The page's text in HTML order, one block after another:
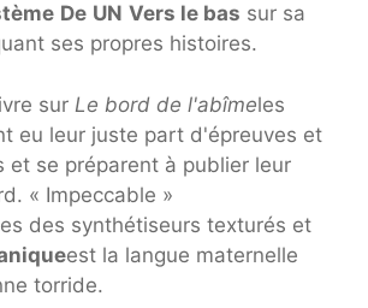
De UN Vers le bas sur sa
ses propres histoires.
sur Le bord de l'abîmeles
eu leur juste part d'épreuves et
et se préparent à publier leur
« Impeccable »
des synthétiseurs texturés et
est la langue maternelle
torride.